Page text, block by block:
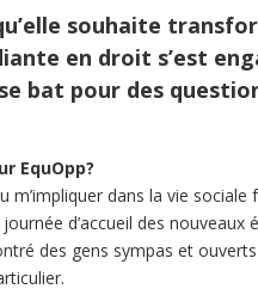
souhaite
en droit s’est
bat pour des
EquOpp?
m’impliquer dans la vie
d’accueil des nouveaux
des gens sympas et